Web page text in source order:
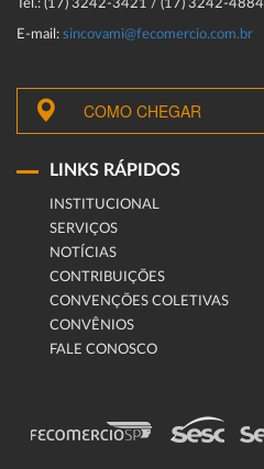
Tel.: (17) 3242-3421 / (17) 3242-4884
E-mail: sincovami@fecomercio.com.br
COMO CHEGAR
LINKS RÁPIDOS
INSTITUCIONAL
SERVIÇOS
NOTÍCIAS
CONTRIBUIÇÕES
CONVENÇÕES COLETIVAS
CONVÊNIOS
FALE CONOSCO